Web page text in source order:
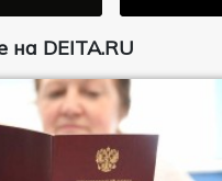
на DEITA.RU